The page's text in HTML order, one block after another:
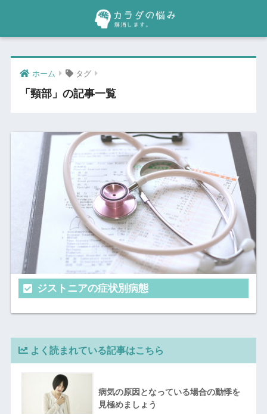
ホーム タグ
「頸部」の記事一覧
ジストニアの症状別病態
よく読まれている記事はこちら
病気の原因となっている場合の動悸を
見極めましょう